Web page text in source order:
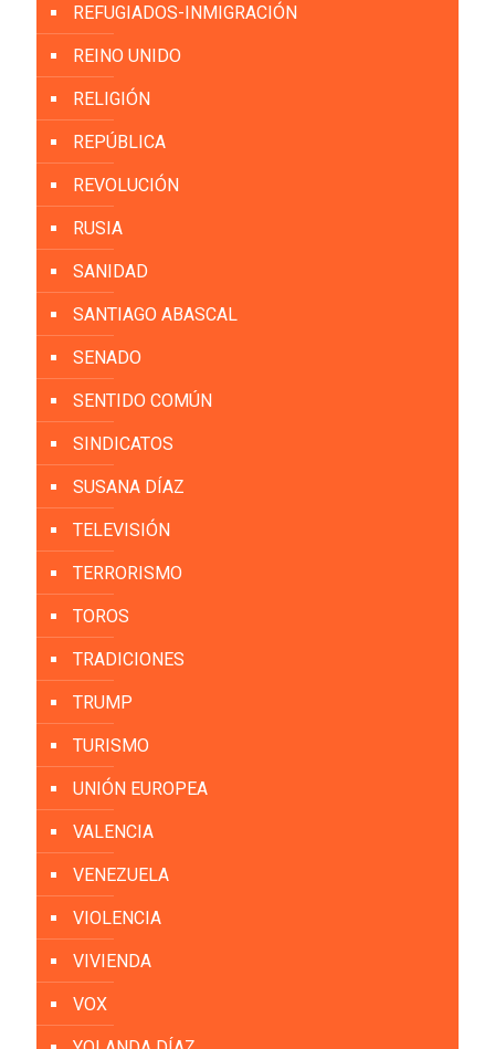
REFUGIADOS-INMIGRACIÓN
REINO UNIDO
RELIGIÓN
REPÚBLICA
REVOLUCIÓN
RUSIA
SANIDAD
SANTIAGO ABASCAL
SENADO
SENTIDO COMÚN
SINDICATOS
SUSANA DÍAZ
TELEVISIÓN
TERRORISMO
TOROS
TRADICIONES
TRUMP
TURISMO
UNIÓN EUROPEA
VALENCIA
VENEZUELA
VIOLENCIA
VIVIENDA
VOX